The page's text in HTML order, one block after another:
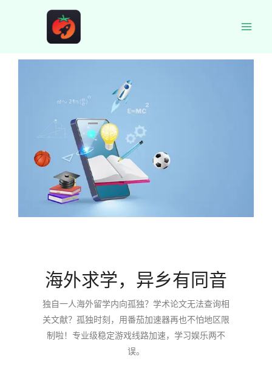
海外求学，异乡有同音
独自一人海外留学内向孤独？学术论文无法查询相
关文献？孤独时刻，用番茄加速器再也不怕地区限
制啦！专业级稳定游戏线路加速，学习娱乐两不
误。